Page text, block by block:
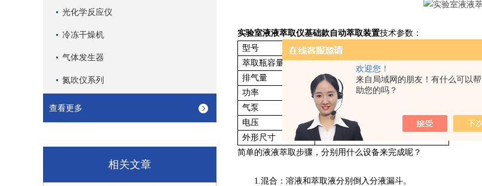
欢迎您！
来自局域网的朋友！有什么可以帮
助您的吗？
实验室液液萃取仪基础款自动萃取装置技术参数：
型号
CHCQ-6D
萃取瓶容量
1000ML*6
排气量
6*2L
功率
50W
气泵
6台
电压
220V50HZ
外形尺寸
650mmx200mmx600mm
简单的液液萃取步骤，分别用什么设备来完成呢？
1.混合：溶液和萃取液分别倒入分液漏斗。
光化学反应仪
冷冻干燥机
气体发生器
氮吹仪系列
查看更多
相关文章